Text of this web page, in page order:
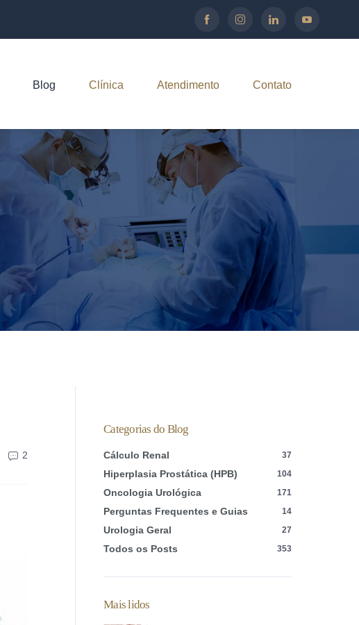
Blog Clínica Atendimento Contato
2
Categorias do Blog
Cálculo Renal 37
Hiperplasia Prostática (HPB) 104
Oncologia Urológica 171
Perguntas Frequentes e Guias 14
Urologia Geral 27
Todos os Posts 353
Mais lidos